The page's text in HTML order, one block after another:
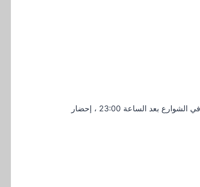
تاريخ النشر: 04 / 11 / 2020 من يوم غد حتى 30 نوفمبر ، سيتعين على سكان جميع المحافظات في المناطق الحرة ، للتنقل في الشوارع بعد الساعة 23:00 ، إحضار